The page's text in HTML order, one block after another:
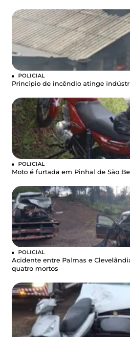
POLICIAL
Princípio de incêndio atinge
POLICIAL
Moto é furtada em Pinhal de São
POLICIAL
Acidente entre Palmas e
quatro mortos